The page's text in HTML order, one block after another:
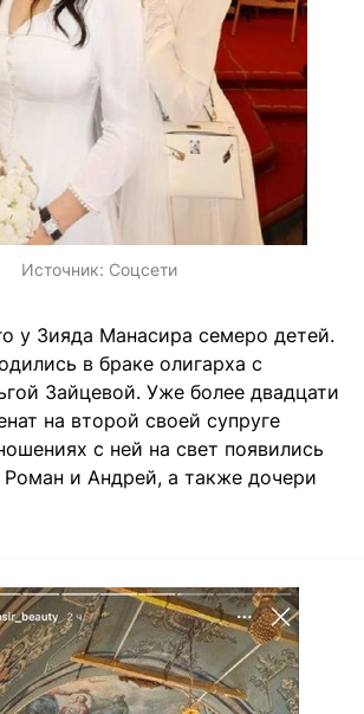
Источник: Соцсети
у Зияда Манасира семеро детей.
в браке олигарха с
Зайцевой. Уже более двадцати
на второй своей супруге
с ней на свет появились
Роман и Андрей, а также дочери